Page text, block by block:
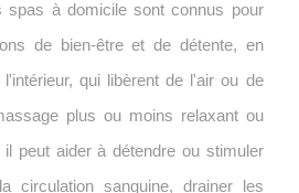
spas à domicile sont connus pour
de bien-être et de détente, en
qui libèrent de l'air ou de
plus ou moins relaxant ou
peut aider à détendre ou stimuler
circulation sanguine, drainer les